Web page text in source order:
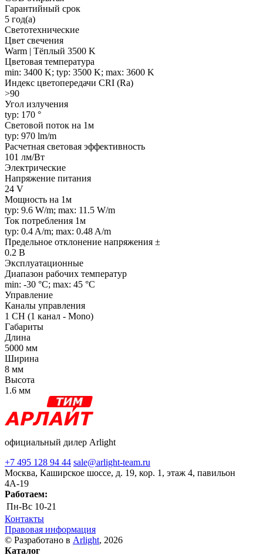
Гарантийный срок
5 год(а)
Светотехнические
Цвет свечения
Warm | Тёплый 3500 K
Цветовая температура
min: 3400 K; typ: 3500 K; max: 3600 K
Индекс цветопередачи CRI (Ra)
>90
Угол излучения
typ: 170 °
Световой поток на 1м
typ: 970 lm/m
Расчетная световая эффективность
101 лм/Вт
Электрические
Напряжение питания
24 V
Мощность на 1м
typ: 9.6 W/m; max: 11.5 W/m
Ток потребления 1м
typ: 0.4 A/m; max: 0.48 A/m
Предельное отклонение напряжения ±
0.2 В
Эксплуатационные
Диапазон рабочих температур
min: -30 °C; max: 45 °C
Управление
Каналы управления
1 CH (1 канал - Mono)
Габариты
Длина
5000 мм
Ширина
8 мм
Высота
1.6 мм
официальный дилер Arlight
+7 495 128 94 44 sale@arlight-team.ru
Москва, Каширское шоссе, д. 19, кор. 1, этаж 4, павильон
4А-19
Работаем:
Пн-Вс 10-21
Контакты
Правовая информация
© Разработано в Arlight, 2026
Каталог